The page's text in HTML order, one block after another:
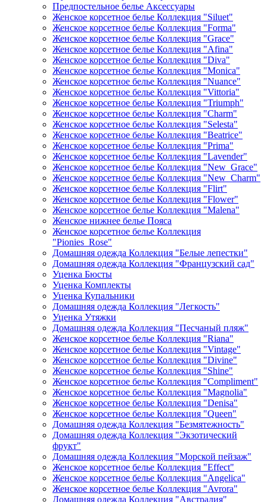
Предпостельное белье Аксессуары
Женское корсетное белье Коллекция "Siluet"
Женское корсетное белье Коллекция "Forma"
Женское корсетное белье Коллекция "Grace"
Женское корсетное белье Коллекция "Afina"
Женское корсетное белье Коллекция "Diva"
Женское корсетное белье Коллекция "Monica"
Женское корсетное белье Коллекция "Nuance"
Женское корсетное белье Коллекция "Vittoria"
Женское корсетное белье Коллекция "Triumph"
Женское корсетное белье Коллекция "Charm"
Женское корсетное белье Коллекция "Selesta"
Женское корсетное белье Коллекция "Beatrice"
Женское корсетное белье Коллекция "Prima"
Женское корсетное белье Коллекция "Lavender"
Женское корсетное белье Коллекция "New_Grace"
Женское корсетное белье Коллекция "New_Charm"
Женское корсетное белье Коллекция "Flirt"
Женское корсетное белье Коллекция "Flower"
Женское корсетное белье Коллекция "Malena"
Женское нижнее белье Пояса
Женское корсетное белье Коллекция
"Pionies_Rose"
Домашняя одежда Коллекция "Белые лепестки"
Домашняя одежда Коллекция "Французский сад"
Уценка Бюсты
Уценка Комплекты
Уценка Купальники
Домашняя одежда Коллекция "Легкость"
Уценка Утяжки
Домашняя одежда Коллекция "Песчаный пляж"
Женское корсетное белье Коллекция "Riana"
Женское корсетное белье Коллекция "Vintage"
Женское корсетное белье Коллекция "Divine"
Женское корсетное белье Коллекция "Shine"
Женское корсетное белье Коллекция "Compliment"
Женское корсетное белье Коллекция "Magnolia"
Женское корсетное белье Коллекция "Denisa"
Женское корсетное белье Коллекция "Queen"
Домашняя одежда Коллекция "Безмятежность"
Домашняя одежда Коллекция "Экзотический
фрукт"
Домашняя одежда Коллекция "Морской пейзаж"
Женское корсетное белье Коллекция "Effect"
Женское корсетное белье Коллекция "Angelica"
Женское корсетное белье Коллекция "Avrora"
Домашняя одежда Коллекция "Австралия"